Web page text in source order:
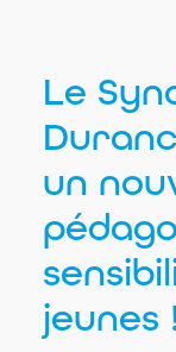
Le
un
jeunes